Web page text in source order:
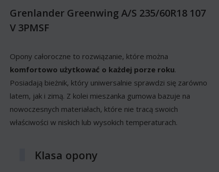
Grenlander Greenwing A/S 235/60R18 107
V 3PMSF
Opony całoroczne to rozwiązanie, które można
komfortowo użytkować o każdej porze roku.
Posiadają bieżnik, który uniwersalnie sprawdzi się zarówno
latem, jak i zimą. Z kolei mieszanka gumowa bazuje na
nowoczesnych materiałach, które nie tracą swoich
właściwości w niskich lub wysokich temperaturach.
Klasa opony